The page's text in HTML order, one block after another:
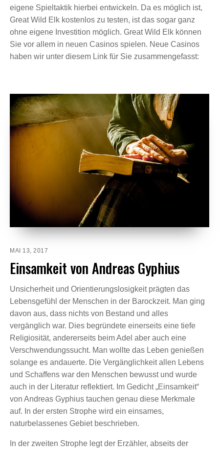
eigene Spieltaktik hierbei entwickeln. Da es möglich ist,
Great Wild Elk kostenlos zu testen, ist das sogar ganz
ohne eigene Investition möglich. Great Wild Elk können
Sie vor allem in neuen Casinos spielen. Neue Casinos
haben wir unter diesem Link für Sie zusammengefasst:
MAI 13, 2017
Einsamkeit von Andreas Gyphius
Unsicherheit und Orientierungslosigkeit prägten das
Lebensgefühl der Menschen in der Barockzeit. Man ging
davon aus, dass nichts von Bestand und alles
vergänglich war. Dies begründete einerseits eine tiefe
Religiosität, andererseits beim Adel aber auch eine
Verschwendungssucht. Man wollte das Leben genießen
solange es andauerte. Die Vergänglichkeit allen Lebens
und Schaffens war den Menschen bewusst und wurde
auch in der Literatur reflektiert. Im Gedicht „Einsamkeit“
von Andreas Gyphius tauchen genau diese Merkmale
auf. In der ersten Strophe wird ein einsames,
naturbelassenes Gebiet beschrieben.
In der zweiten Strophe legt der Erzähler, abseits der